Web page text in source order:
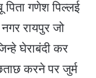
पिता गणेश पिल्लई
रायपुर जो
घेराबंदी कर
करने पर जुर्म